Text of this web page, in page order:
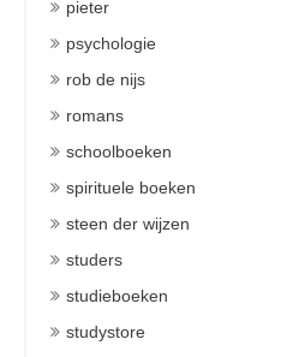
pieter
psychologie
rob de nijs
romans
schoolboeken
spirituele boeken
steen der wijzen
studers
studieboeken
studystore